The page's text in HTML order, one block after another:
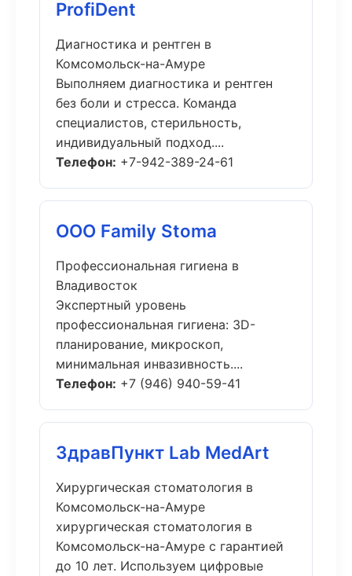
ProfiDent
Диагностика и рентген в
Комсомольск-на-Амуре
Выполняем диагностика и рентген
без боли и стресса. Команда
специалистов, стерильность,
индивидуальный подход....
Телефон: +7-942-389-24-61
ООО Family Stoma
Профессиональная гигиена в
Владивосток
Экспертный уровень
профессиональная гигиена: 3D-
планирование, микроскоп,
минимальная инвазивность....
Телефон: +7 (946) 940-59-41
ЗдравПункт Lab MedArt
Хирургическая стоматология в
Комсомольск-на-Амуре
хирургическая стоматология в
Комсомольск-на-Амуре с гарантией
до 10 лет. Используем цифровые